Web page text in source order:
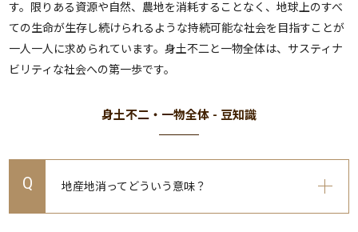
す。限りある資源や自然、農地を消耗することなく、地球上のすべ
ての生命が生存し続けられるような持続可能な社会を目指すことが
一人一人に求められています。身土不二と一物全体は、サスティナ
ビリティな社会への第一歩です。
身土不二・一物全体 - 豆知識
Q 地産地消ってどういう意味？